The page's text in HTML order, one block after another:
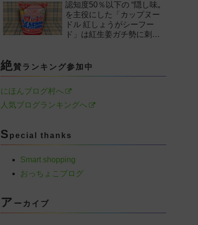
認知度50％以下の “隠し味„
を主役にした「カップヌー
ドル 紅しょうがシーフー
ド」は紅生姜ガチ勢に刺さ
絶賛ランキング参加中
にほんブログ村へ
人気ブログランキングへ
S pecial thanks
Smart shopping
おっちょこブログ
ア ーカイブ